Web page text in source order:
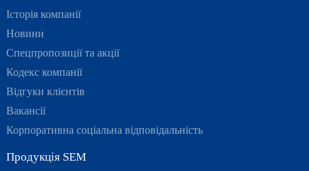
Історія компанії
Новини
Спецпропозиції та акції
Кодекс компанії
Відгуки клієнтів
Вакансії
Корпоративна соціальна відповідальність
Продукція SEM